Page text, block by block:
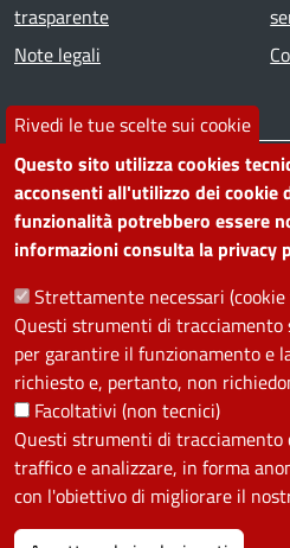
Rivedi le tue scelte sui cookie
Questo sito utilizza cookies
acconsenti all'utilizzo dei cookie
funzionalità potrebbero essere
informazioni consulta la privacy
Strettamente necessari
Questi strumenti di
per garantire il funzionamento e
richiesto e, pertanto, non
Facoltativi (non tecnici)
Questi strumenti di
traffico e analizzare, in forma
con l'obiettivo di migliorare il
trasparente
Note legali
SEGUICI SU
Facebook
Instagram
YouTube
Telegram
WhatsApp
TwitterLinkedin
PRIVACY
Useful links section
La Privacy nel Comune
PRIVACY